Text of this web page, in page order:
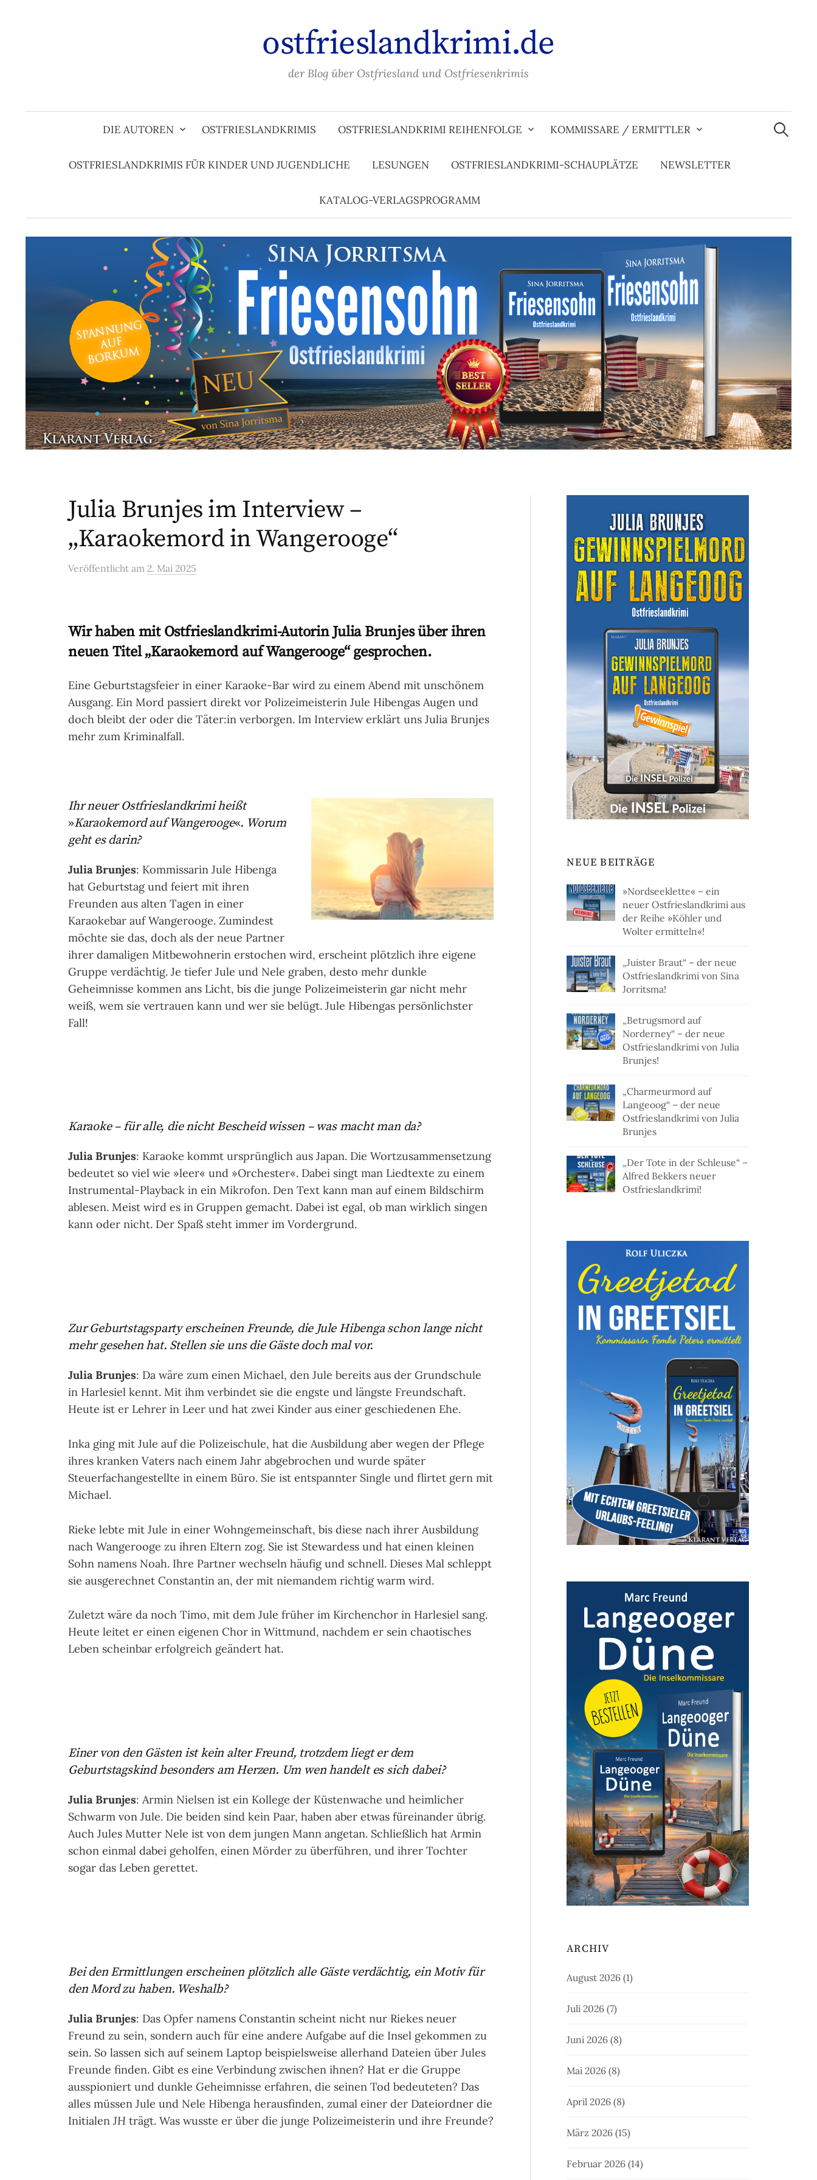
ostfrieslandkrimi.de
der Blog über Ostfriesland und Ostfriesenkrimis
DIE AUTOREN OSTFRIESLANDKRIMIS OSTFRIESLANDKRIMI REIHENFOLGE KOMMISSARE / ERMITTLER
OSTFRIESLANDKRIMIS FÜR KINDER UND JUGENDLICHE LESUNGEN OSTFRIESLANDKRIMI-SCHAUPLÄTZE NEWSLETTER
KATALOG-VERLAGSPROGRAMM
Suchen
nach:
Julia Brunjes im Interview –
„Karaokemord in Wangerooge“
Veröffentlicht am 2. Mai 2025
Wir haben mit Ostfrieslandkrimi-Autorin Julia Brunjes über ihren
neuen Titel „Karaokemord auf Wangerooge“ gesprochen.
Eine Geburtstagsfeier in einer Karaoke-Bar wird zu einem Abend mit unschönem
Ausgang. Ein Mord passiert direkt vor Polizeimeisterin Jule Hibengas Augen und
doch bleibt der oder die Täter:in verborgen. Im Interview erklärt uns Julia Brunjes
mehr zum Kriminalfall.
Ihr neuer Ostfrieslandkrimi heißt
»Karaokemord auf Wangerooge«. Worum
geht es darin?
Julia Brunjes: Kommissarin Jule Hibenga
hat Geburtstag und feiert mit ihren
Freunden aus alten Tagen in einer
Karaokebar auf Wangerooge. Zumindest
möchte sie das, doch als der neue Partner
ihrer damaligen Mitbewohnerin erstochen wird, erscheint plötzlich ihre eigene
Gruppe verdächtig. Je tiefer Jule und Nele graben, desto mehr dunkle
Geheimnisse kommen ans Licht, bis die junge Polizeimeisterin gar nicht mehr
weiß, wem sie vertrauen kann und wer sie belügt. Jule Hibengas persönlichster
Fall!
Karaoke – für alle, die nicht Bescheid wissen – was macht man da?
Julia Brunjes: Karaoke kommt ursprünglich aus Japan. Die Wortzusammensetzung
bedeutet so viel wie »leer« und »Orchester«. Dabei singt man Liedtexte zu einem
Instrumental-Playback in ein Mikrofon. Den Text kann man auf einem Bildschirm
ablesen. Meist wird es in Gruppen gemacht. Dabei ist egal, ob man wirklich singen
kann oder nicht. Der Spaß steht immer im Vordergrund.
Zur Geburtstagsparty erscheinen Freunde, die Jule Hibenga schon lange nicht
mehr gesehen hat. Stellen sie uns die Gäste doch mal vor.
Julia Brunjes: Da wäre zum einen Michael, den Jule bereits aus der Grundschule
in Harlesiel kennt. Mit ihm verbindet sie die engste und längste Freundschaft.
Heute ist er Lehrer in Leer und hat zwei Kinder aus einer geschiedenen Ehe.
Inka ging mit Jule auf die Polizeischule, hat die Ausbildung aber wegen der Pflege
ihres kranken Vaters nach einem Jahr abgebrochen und wurde später
Steuerfachangestellte in einem Büro. Sie ist entspannter Single und flirtet gern mit
Michael.
Rieke lebte mit Jule in einer Wohngemeinschaft, bis diese nach ihrer Ausbildung
nach Wangerooge zu ihren Eltern zog. Sie ist Stewardess und hat einen kleinen
Sohn namens Noah. Ihre Partner wechseln häufig und schnell. Dieses Mal schleppt
sie ausgerechnet Constantin an, der mit niemandem richtig warm wird.
Zuletzt wäre da noch Timo, mit dem Jule früher im Kirchenchor in Harlesiel sang.
Heute leitet er einen eigenen Chor in Wittmund, nachdem er sein chaotisches
Leben scheinbar erfolgreich geändert hat.
Einer von den Gästen ist kein alter Freund, trotzdem liegt er dem
Geburtstagskind besonders am Herzen. Um wen handelt es sich dabei?
Julia Brunjes: Armin Nielsen ist ein Kollege der Küstenwache und heimlicher
Schwarm von Jule. Die beiden sind kein Paar, haben aber etwas füreinander übrig.
Auch Jules Mutter Nele ist von dem jungen Mann angetan. Schließlich hat Armin
schon einmal dabei geholfen, einen Mörder zu überführen, und ihrer Tochter
sogar das Leben gerettet.
Bei den Ermittlungen erscheinen plötzlich alle Gäste verdächtig, ein Motiv für
den Mord zu haben. Weshalb?
Julia Brunjes: Das Opfer namens Constantin scheint nicht nur Riekes neuer
Freund zu sein, sondern auch für eine andere Aufgabe auf die Insel gekommen zu
sein. So lassen sich auf seinem Laptop beispielsweise allerhand Dateien über Jules
Freunde finden. Gibt es eine Verbindung zwischen ihnen? Hat er die Gruppe
ausspioniert und dunkle Geheimnisse erfahren, die seinen Tod bedeuteten? Das
alles müssen Jule und Nele Hibenga herausfinden, zumal einer der Dateiordner die
Initialen JH trägt. Was wusste er über die junge Polizeimeisterin und ihre Freunde?
NEUE BEITRÄGE
»Nordseeklette« – ein
neuer Ostfrieslandkrimi aus
der Reihe »Köhler und
Wolter ermitteln«!
„Juister Braut“ – der neue
Ostfrieslandkrimi von Sina
Jorritsma!
„Betrugsmord auf
Norderney“ – der neue
Ostfrieslandkrimi von Julia
Brunjes!
„Charmeurmord auf
Langeoog“ – der neue
Ostfrieslandkrimi von Julia
Brunjes
„Der Tote in der Schleuse“ –
Alfred Bekkers neuer
Ostfrieslandkrimi!
ARCHIV
August 2026 (1)
Juli 2026 (7)
Juni 2026 (8)
Mai 2026 (8)
April 2026 (8)
März 2026 (15)
Februar 2026 (14)